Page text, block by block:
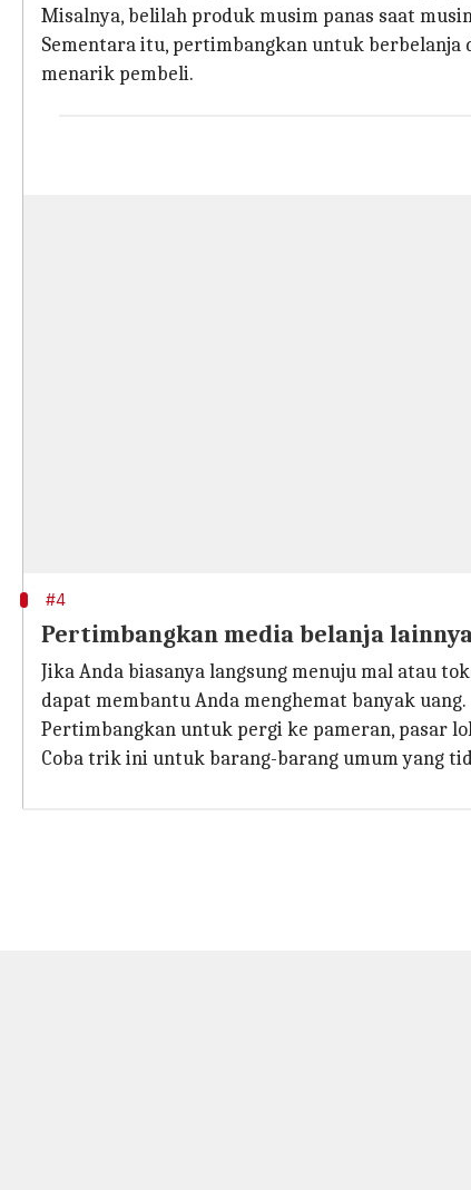
Misalnya, belilah produk musim panas saat
Sementara itu, pertimbangkan untuk
menarik pembeli.
#4
Pertimbangkan media belanja
Jika Anda biasanya langsung menuju mal atau
dapat membantu Anda menghemat banyak uang.
Pertimbangkan untuk pergi ke pameran, pasar
Coba trik ini untuk barang-barang umum yang